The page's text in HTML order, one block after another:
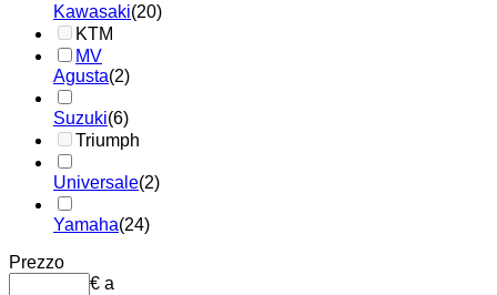
Kawasaki(20)
KTM
MV
Agusta(2)
Suzuki(6)
Triumph
Universale(2)
Yamaha(24)
Prezzo
€ a